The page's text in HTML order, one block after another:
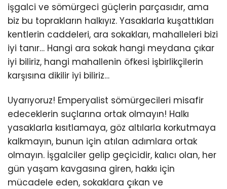
işgalci ve sömürgeci güçlerin parçasıdır, ama
biz bu toprakların halkıyız. Yasaklarla kuşattıkları
kentlerin caddeleri, ara sokakları, mahalleleri bizi
iyi tanır… Hangi ara sokak hangi meydana çıkar
iyi biliriz, hangi mahallenin öfkesi işbirlikçilerin
karşısına dikilir iyi biliriz…
Uyarıyoruz! Emperyalist sömürgecileri misafir
edeceklerin suçlarına ortak olmayın! Halkı
yasaklarla kısıtlamaya, göz altılarla korkutmaya
kalkmayın, bunun için atılan adımlara ortak
olmayın. İşgalciler gelip geçicidir, kalıcı olan, her
gün yaşam kavgasına giren, hakkı için
mücadele eden, sokaklara çıkan ve